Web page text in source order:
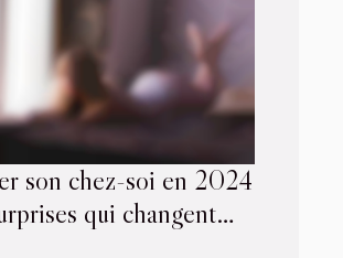
son chez-soi en 2024
qui changent